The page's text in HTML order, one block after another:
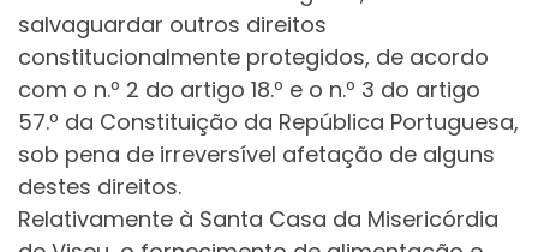
salvaguardar outros direitos
constitucionalmente protegidos, de acordo
com o n.º 2 do artigo 18.º e o n.º 3 do artigo
57.º da Constituição da República Portuguesa,
sob pena de irreversível afetação de alguns
destes direitos.
Relativamente à Santa Casa da Misericórdia